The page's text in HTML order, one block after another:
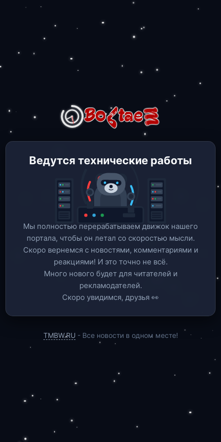
Ведутся технические работы
Мы полностью перерабатываем движок нашего
портала, чтобы он летал со скоростью мысли.
Скоро вернемся c новостями, комментариями и
реакциями! И это точно не всё.
Много нового будет для читателей и
рекламодателей.
Скоро увидимся, друзья 👀
TMBW.RU - Все новости в одном месте!